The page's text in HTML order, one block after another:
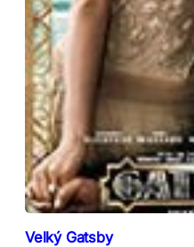
Velký Gatsby